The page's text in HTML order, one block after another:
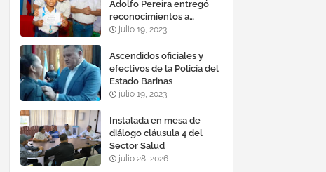
Adolfo Pereira entregó
reconocimientos a
estudiantes con mejores
escolar 2022 – 2023
julio 19, 2023
Ascendidos oficiales y
efectivos de la Policía del
Estado Barinas
julio 19, 2023
Instalada en mesa de
diálogo cláusula 4 del
Sector Salud
julio 28, 2026